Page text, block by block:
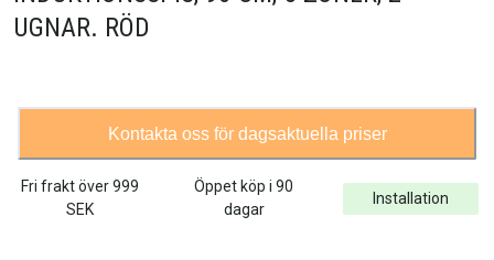
UGNAR. RÖD
Kontakta oss för dagsaktuella priser
Fri frakt över999
SEK
Öppet köp i 90
dagar
Installation